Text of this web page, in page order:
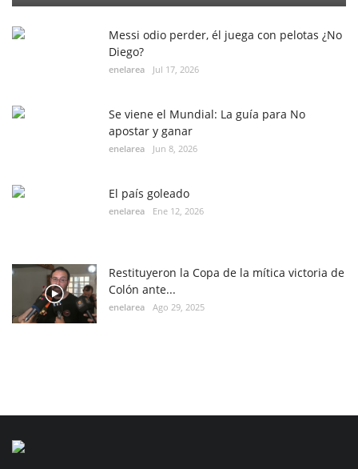
Messi odio perder, él juega con pelotas ¿No
Diego?
enelarea Jul 17, 2026
Se viene el Mundial: La guía para No
apostar y ganar
enelarea Jun 8, 2026
El país goleado
enelarea Ene 12, 2026
Restituyeron la Copa de la mítica victoria de
Colón ante...
enelarea Ago 29, 2025